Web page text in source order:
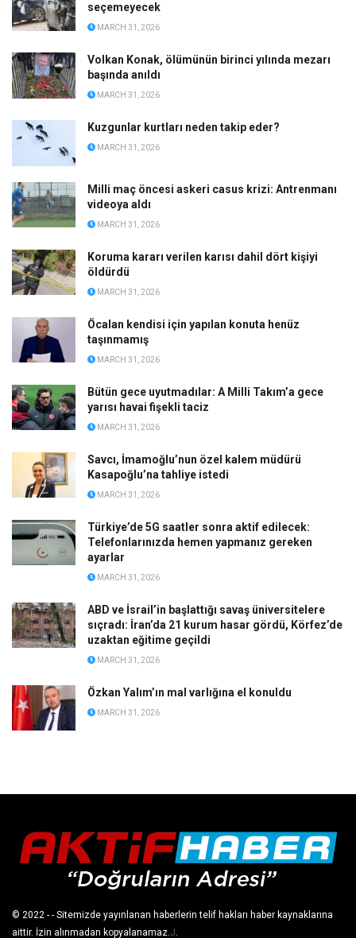
seçemeyecek
MARCH 31, 2026
Volkan Konak, ölümünün birinci yılında mezarı
başında anıldı
MARCH 31, 2026
Kuzgunlar kurtları neden takip eder?
MARCH 31, 2026
Milli maç öncesi askeri casus krizi: Antrenmanı
videoya aldı
MARCH 31, 2026
Koruma kararı verilen karısı dahil dört kişiyi
öldürdü
MARCH 31, 2026
Öcalan kendisi için yapılan konuta henüz
taşınmamış
MARCH 31, 2026
Bütün gece uyutmadılar: A Milli Takım’a gece
yarısı havai fişekli taciz
MARCH 31, 2026
Savcı, İmamoğlu’nun özel kalem müdürü
Kasapoğlu’na tahliye istedi
MARCH 31, 2026
Türkiye’de 5G saatler sonra aktif edilecek:
Telefonlarınızda hemen yapmanız gereken
ayarlar
MARCH 31, 2026
ABD ve İsrail’in başlattığı savaş üniversitelere
sıçradı: İran’da 21 kurum hasar gördü, Körfez’de
uzaktan eğitime geçildi
MARCH 31, 2026
Özkan Yalım’ın mal varlığına el konuldu
MARCH 31, 2026
© 2022 - - Sitemizde yayınlanan haberlerin telif hakları haber kaynaklarına
aittir. İzin alınmadan kopyalanamaz.J.